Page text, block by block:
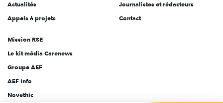
Actualités
Appels à projets
Journalistes et rédacteurs
Contact
Mission RSE
Le kit média Carenews
Groupe AEF
AEF info
Novethic